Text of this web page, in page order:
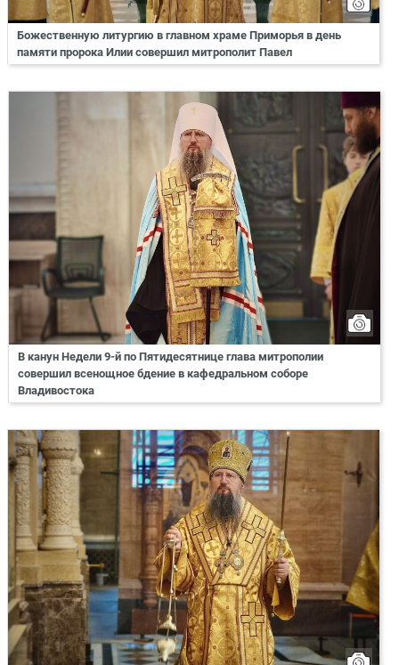
Божественную литургию в главном храме Приморья в день
памяти пророка Илии совершил митрополит Павел
В канун Недели 9-й по Пятидесятнице глава митрополии
совершил всенощное бдение в кафедральном соборе
Владивостока